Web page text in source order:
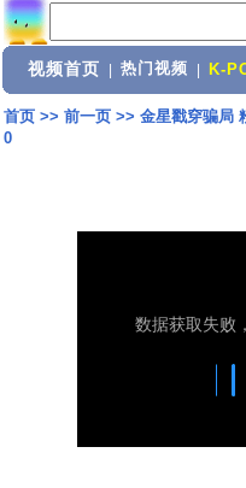
视频首页 热门视频 K-
首页>> 前一页>> 金星戳穿骗局
0